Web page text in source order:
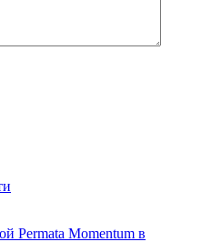
Permata Momentum в